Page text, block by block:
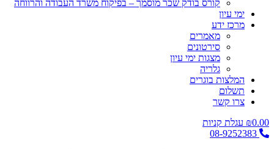
קורס בודק שכר מוסמך – בפיקוח משרד העבודה והרווחה
ימי עיון
מרכז ידע
מאמרים
סירטונים
מצגות ימי עיון
גלריה
המלצות בוגרים
תשלום
צרו קשר
₪0.00
עגלת קניות
08-9252383